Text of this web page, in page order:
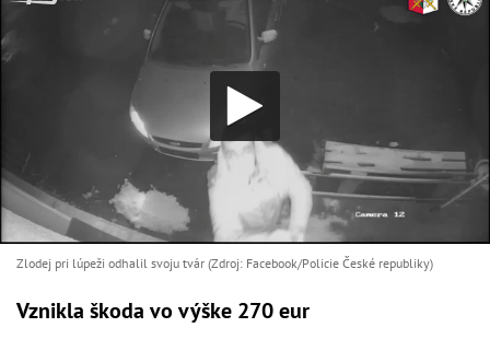
Zlodej pri lúpeži odhalil svoju tvár (Zdroj: Facebook/Policie České republiky)
Vznikla škoda vo výške 270 eur